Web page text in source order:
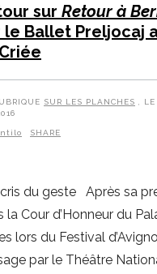
sur Retour à
le Ballet Preljocaj
SUR LES PLANCHES
,
SHARE
du geste Après sa
la Cour d’Honneur du
lors du Festival
par le Théâtre